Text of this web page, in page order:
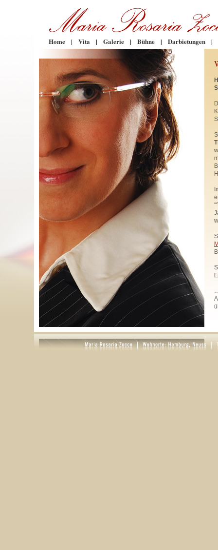
Home | Vita | Galerie | Bühne | Darbietungen |